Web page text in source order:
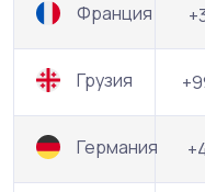
Франция
Грузия
Германия